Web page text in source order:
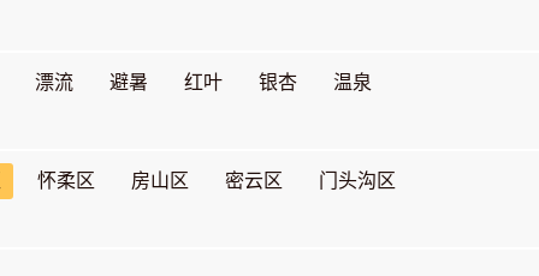
漂流 避暑 红叶 银杏
温泉
怀柔区 房山区 密云区
门头沟区